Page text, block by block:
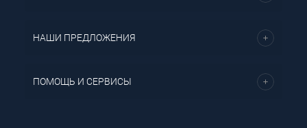
НАШИ ПРЕДЛОЖЕНИЯ
ПОМОЩЬ И СЕРВИСЫ